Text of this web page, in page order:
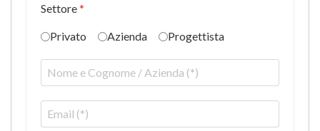
Settore*
Privato Azienda Progettista